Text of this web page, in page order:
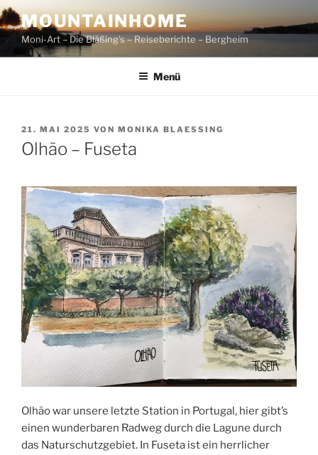
Zum
Inhalt
springen
MOUNTAINHOME
Moni-Art – Die Bläßing's – Reiseberichte – Bergheim
Menü
VERÖFFENTLICHT
AM
21. MAI 2025 VON MONIKA BLAESSING
Olhão – Fuseta
Olhão war unsere letzte Station in Portugal, hier gibt’s
einen wunderbaren Radweg durch die Lagune durch
das Naturschutzgebiet. In Fuseta ist ein herrlicher